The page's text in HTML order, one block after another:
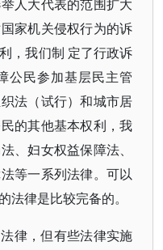
人大代表的范围扩大
家机关侵权行为的诉
，我们制 定了行政诉
公民参加基层民主管
法（试行）和城市居
的其他基本权利，我
、妇女权益保障法、
等一系列法律。可以
法律是比较完备的。
律，但有些法律实施